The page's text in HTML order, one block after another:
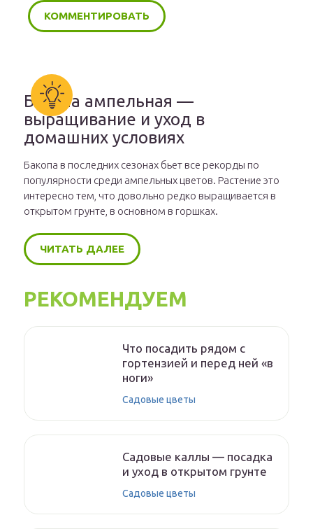
Бакопа ампельная —
выращивание и уход в
домашних условиях
Бакопа в последних сезонах бьет все рекорды по
популярности среди ампельных цветов. Растение это
интересно тем, что довольно редко выращивается в
открытом грунте, в основном в горшках.
ЧИТАТЬ ДАЛЕЕ
РЕКОМЕНДУЕМ
Что посадить рядом с
гортензией и перед ней «в
ноги»
Садовые цветы
Садовые каллы — посадка
и уход в открытом грунте
Садовые цветы